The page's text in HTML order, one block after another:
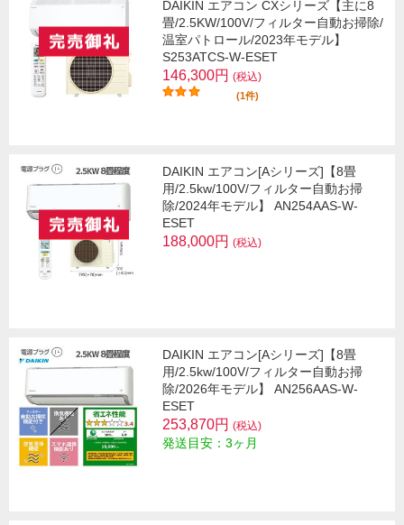
DAIKIN エアコン CXシリーズ【主に8
畳/2.5KW/100V/フィルター自動お掃除/
温室パトロール/2023年モデル】
S253ATCS-W-ESET
146,300円 (税込)
(1件)
DAIKIN エアコン[Aシリーズ]【8畳
用/2.5kw/100V/フィルター自動お掃
除/2024年モデル】 AN254AAS-W-
ESET
188,000円 (税込)
DAIKIN エアコン[Aシリーズ]【8畳
用/2.5kw/100V/フィルター自動お掃
除/2026年モデル】 AN256AAS-W-
ESET
253,870円 (税込)
発送目安：3ヶ月